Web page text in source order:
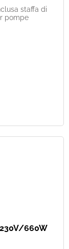
staffa di
pompe
230V/660W